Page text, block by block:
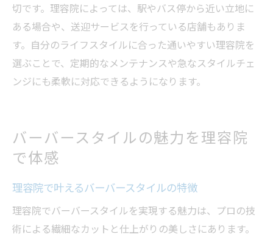
切です。理容院によっては、駅やバス停から近い立地に
ある場合や、送迎サービスを行っている店舗もありま
す。自分のライフスタイルに合った通いやすい理容院を
選ぶことで、定期的なメンテナンスや急なスタイルチェ
ンジにも柔軟に対応できるようになります。
バーバースタイルの魅力を理容院
で体感
理容院で叶えるバーバースタイルの特徴
理容院でバーバースタイルを実現する魅力は、プロの技
術による繊細なカットと仕上がりの美しさにあります。